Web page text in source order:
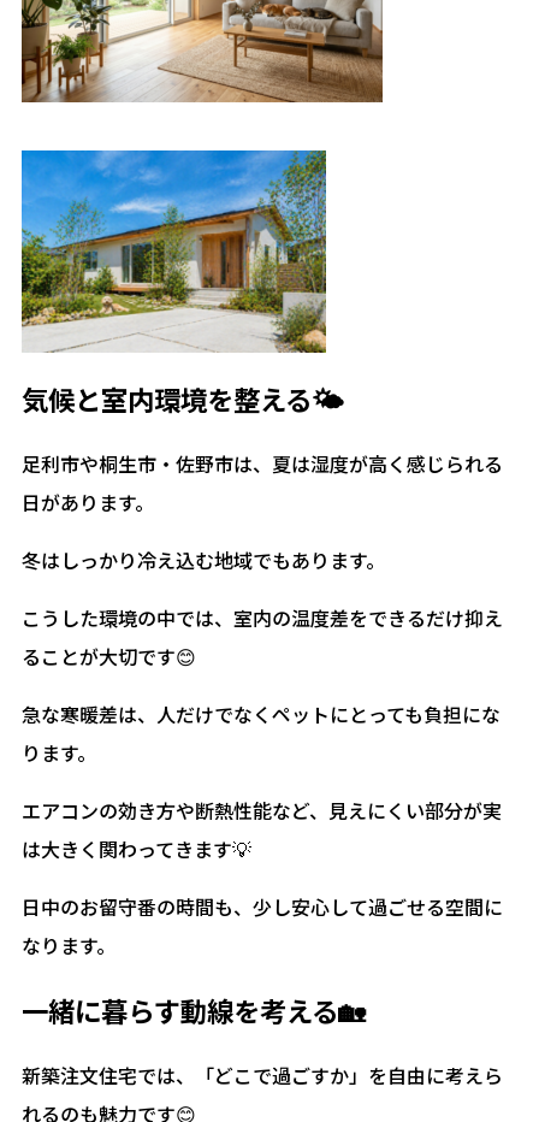
気候と室内環境を整える🌤️
足利市や桐生市・佐野市は、夏は湿度が高く感じられる
日があります。
冬はしっかり冷え込む地域でもあります。
こうした環境の中では、室内の温度差をできるだけ抑え
ることが大切です😊
急な寒暖差は、人だけでなくペットにとっても負担にな
ります。
エアコンの効き方や断熱性能など、見えにくい部分が実
は大きく関わってきます💡
日中のお留守番の時間も、少し安心して過ごせる空間に
なります。
一緒に暮らす動線を考える🏡
新築注文住宅では、「どこで過ごすか」を自由に考えら
れるのも魅力です😊